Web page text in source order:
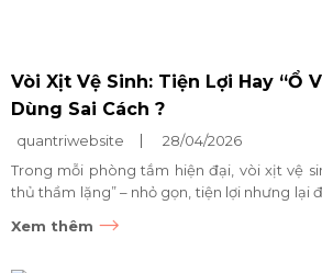
Vòi Xịt Vệ Sinh: Tiện Lợi Hay “Ổ
Dùng Sai Cách ?
quantriwebsite
28/04/2026
Trong mỗi phòng tắm hiện đại, vòi xịt vệ
thủ thầm lặng” – nhỏ gọn, tiện lợi nhưng lại
Xem thêm